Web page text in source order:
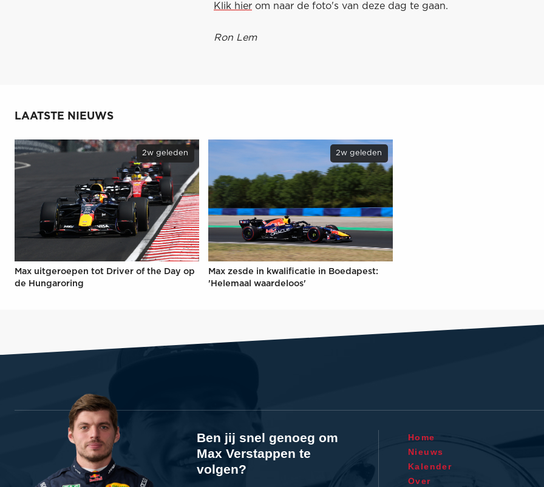
Klik hier om naar de foto's van deze dag te gaan.
Ron Lem
LAATSTE NIEUWS
2w geleden
Max uitgeroepen tot Driver of the Day op
de Hungaroring
2w geleden
Max zesde in kwalificatie in Boedapest:
'Helemaal waardeloos'
Ben jij snel genoeg om
Max Verstappen te
volgen?
Home
Nieuws
Kalender
Over